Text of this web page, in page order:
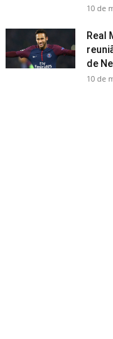
10 de
Real
de
10 de